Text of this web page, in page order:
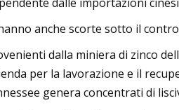
anche scorte sotto il
dalla miniera di zinco
per la lavorazione e il
genera concentrati di